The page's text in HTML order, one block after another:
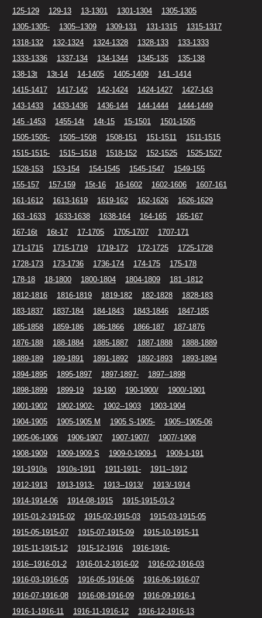
125-129
129-13 13-1301 1301-1304
1305-1305
1305-1305-
1305--1309 1309-131 131-1315
1315-1317
1318-132
132-1324 1324-1328 1328-133
133-1333
1333-1336
1337-134 134-1344 1345-135
135-138
138-13t
13t-14 14-1405 1405-1409
141 -1414
1415-1417
1417-142 142-1424 1424-1427
1427-143
143-1433
1433-1436 1436-144 144-1444
1444-1449
145 -1453
1455-14t 14t-15 15-1501
1501-1505
1505-1505-
1505--1508 1508-151 151-1511
1511-1515
1515-1515-
1515--1518 1518-152 152-1525
1525-1527
1528-153
153-154 154-1545 1545-1547
1549-155
155-157
157-159 15t-16 16-1602 1602-1606
1607-161
161-1612
1613-1619 1619-162 162-1626
1626-1629
163 -1633
1633-1638 1638-164 164-165
165-167
167-16t
16t-17 17-1705 1705-1707
1707-171
171-1715
1715-1719 1719-172 172-1725
1725-1728
1728-173
173-1736 1736-174 174-175
175-178
178-18
18-1800 1800-1804 1804-1809
181 -1812
1812-1816
1816-1819 1819-182 182-1828
1828-183
183-1837
1837-184 184-1843 1843-1846
1847-185
185-1858
1859-186 186-1866 1866-187
187-1876
1876-188
188-1884 1885-1887 1887-1888
1888-1889
1889-189
189-1891 1891-1892 1892-1893
1893-1894
1894-1895
1895-1897 1897-1897-
1897--1898
1898-1899
1899-19 19-190 190-1900/
1900/-1901
1901-1902
1902-1902- 1902--1903
1903-1904
1904-1905
1905-1905 M 1905 S-1905-
1905--1905-06
1905-06-1906
1906-1907 1907-1907/
1907/-1908
1908-1909
1909-1909 S 1909-0-1909-1
1909-1-191
191-1910s
1910s-1911 1911-1911-
1911--1912
1912-1913
1913-1913- 1913--1913/
1913/-1914
1914-1914-06
1914-08-1915
1915-1915-01-2
1915-01-2-1915-02
1915-02-1915-03
1915-03-1915-05
1915-05-1915-07
1915-07-1915-09
1915-10-1915-11
1915-11-1915-12
1915-12-1916
1916-1916-
1916--1916-01-2
1916-01-2-1916-02
1916-02-1916-03
1916-03-1916-05
1916-05-1916-06
1916-06-1916-07
1916-07-1916-08
1916-08-1916-09
1916-09-1916-1
1916-1-1916-11
1916-11-1916-12
1916-12-1916-13